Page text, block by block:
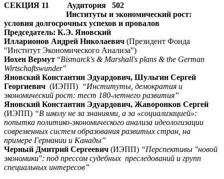
СЕКЦИЯ 11 Аудитория 502
Институты и экономический рост:
условия долгосрочных успехов и провалов
Председатель: К.Э. Яновский
Илларионов Андрей Николаевич (Президент Фонда
"Институт Экономического Анализа")
Иохен Вермут “Bismarck's & Marshall's plans & the German
Wirtschaftswunder"
Яновский Константин Эдуардович, Шульгин Сергей
Георгиевич (ИЭПП) “Институты, демократия и
экономический рост: тест 180-летнего развития”
Яновский Константин Эдуардович, Жаворонков Сергей
(ИЭПП) “В школу не за знаниями, а за «социализацией»:
попытка политико-экономического анализа идеологизации
современных систем образования развитых стран, на
примере Германии и Канады”
Черный Дмитрий Сергеевич (ИЭПП) “Перспективы "новой
экономики": под прессом судебных преследований и групп
специальных интересов”